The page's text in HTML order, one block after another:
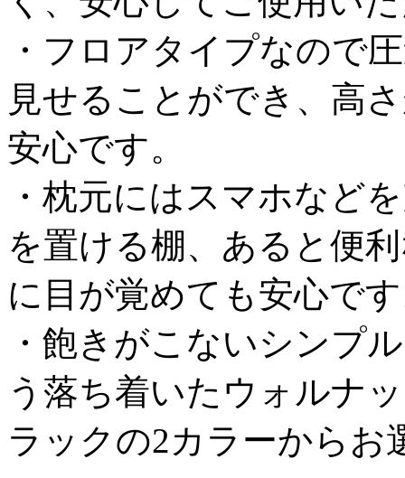
・フロアタイプなので
見せることができ、高
安心です。
・枕元にはスマホなど
を置ける棚、あると便
に目が覚めても安心で
・飽きがこないシンプ
う落ち着いたウォルナ
ラックの2カラーからお